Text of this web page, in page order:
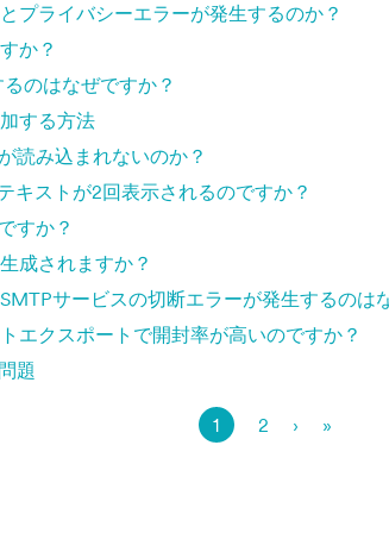
プライバシーエラーが発生するのか？
か？
のはなぜですか？
する方法
読み込まれないのか？
キストが2回表示されるのですか？
すか？
成されますか？
サービスの切断エラーが発生するのは
エクスポートで開封率が高いのですか？
題
1 2 › »